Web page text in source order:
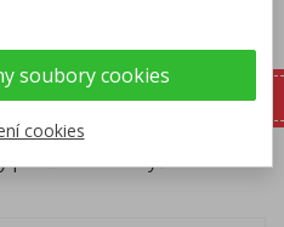
přívěsek - sv. Kryštof
soubory cookies
cookies